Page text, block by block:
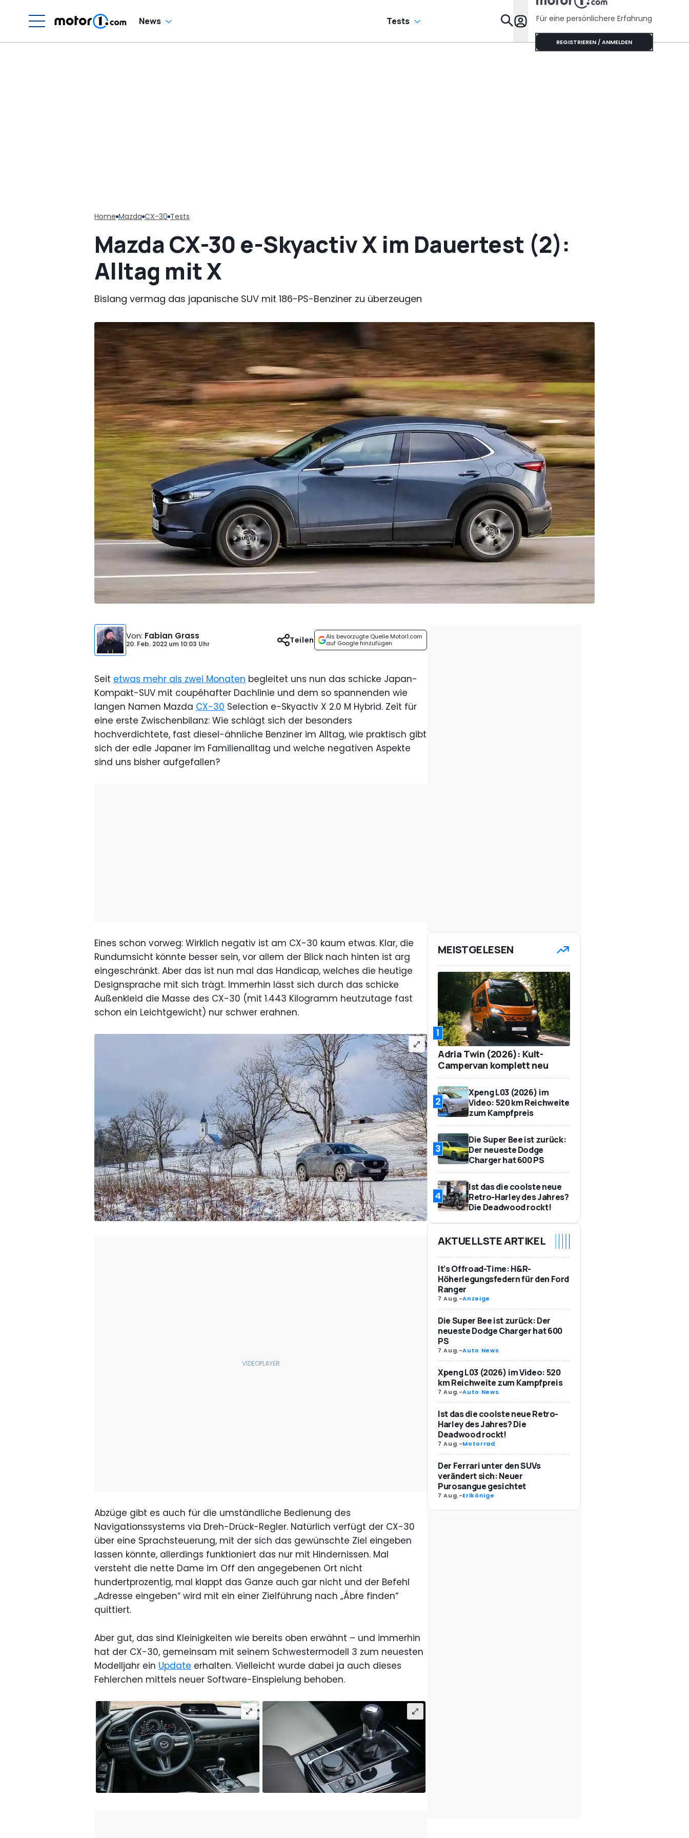
News Tests Specials
Für eine persönlichere Erfahrung
REGISTRIEREN / ANMELDEN
Home Mazda CX-30 Tests
Mazda CX-30 e-Skyactiv X im Dauertest (2):
Alltag mit X
Bislang vermag das japanische SUV mit 186-PS-Benziner zu überzeugen
Von: Fabian Grass
20. Feb. 2022 um10:03 Uhr
Als bevorzugte Quelle Motor1.com
auf Google hinzufügen
Teilen
Seit etwas mehr als zwei Monaten begleitet uns nun das schicke Japan-
Kompakt-SUV mit coupéhafter Dachlinie und dem so spannenden wie
langen Namen Mazda CX-30 Selection e-Skyactiv X 2.0 M Hybrid. Zeit für
eine erste Zwischenbilanz: Wie schlägt sich der besonders
hochverdichtete, fast diesel-ähnliche Benziner im Alltag, wie praktisch gibt
sich der edle Japaner im Familienalltag und welche negativen Aspekte
sind uns bisher aufgefallen?
Eines schon vorweg: Wirklich negativ ist am CX-30 kaum etwas. Klar, die
Rundumsicht könnte besser sein, vor allem der Blick nach hinten ist arg
eingeschränkt. Aber das ist nun mal das Handicap, welches die heutige
Designsprache mit sich trägt. Immerhin lässt sich durch das schicke
Außenkleid die Masse des CX-30 (mit 1.443 Kilogramm heutzutage fast
schon ein Leichtgewicht) nur schwer erahnen.
Abzüge gibt es auch für die umständliche Bedienung des
Navigationssystems via Dreh-Drück-Regler. Natürlich verfügt der CX-30
über eine Sprachsteuerung, mit der sich das gewünschte Ziel eingeben
lassen könnte, allerdings funktioniert das nur mit Hindernissen. Mal
versteht die nette Dame im Off den angegebenen Ort nicht
hundertprozentig, mal klappt das Ganze auch gar nicht und der Befehl
„Adresse eingeben“ wird mit ein einer Zielführung nach „Ábre finden“
quittiert.
Aber gut, das sind Kleinigkeiten wie bereits oben erwähnt – und immerhin
hat der CX-30, gemeinsam mit seinem Schwestermodell 3 zum neuesten
Modelljahr ein Update erhalten. Vielleicht wurde dabei ja auch dieses
Fehlerchen mittels neuer Software-Einspielung behoben.
MEISTGELESEN
1
Adria Twin (2026): Kult-
Campervan komplett neu
2
Xpeng L03 (2026) im
Video: 520 km Reichweite
zum Kampfpreis
3
Die Super Bee ist zurück:
Der neueste Dodge
Charger hat 600 PS
4
Ist das die coolste neue
Retro-Harley des Jahres?
Die Deadwood rockt!
AKTUELLSTE ARTIKEL
It’s Offroad-Time: H&R-
Höherlegungsfedern für den Ford
Ranger
7 Aug.-Anzeige
Die Super Bee ist zurück: Der
neueste Dodge Charger hat 600
PS
7 Aug.-Auto News
Xpeng L03 (2026) im Video: 520
km Reichweite zum Kampfpreis
7 Aug.-Auto News
Ist das die coolste neue Retro-
Harley des Jahres? Die
Deadwood rockt!
7 Aug.-Motorrad
Der Ferrari unter den SUVs
verändert sich: Neuer
Purosangue gesichtet
7 Aug.-Erlkönige